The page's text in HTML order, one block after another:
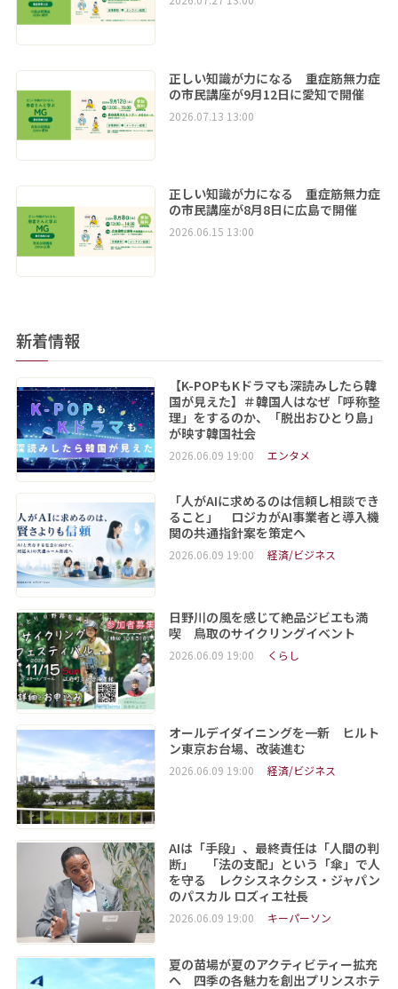
正しい知識が力になる 重症筋無力症
の市民講座が9月12日に愛知で開催
2026.07.13 13:00
正しい知識が力になる 重症筋無力症
の市民講座が8月8日に広島で開催
2026.06.15 13:00
新着情報
【K-POPもKドラマも深読みしたら韓
国が見えた】＃韓国人はなぜ「呼称整
理」をするのか、「脱出おひとり島」
が映す韓国社会
2026.06.09 19:00 エンタメ
「人がAIに求めるのは信頼し相談でき
ること」 ロジカがAI事業者と導入機
関の共通指針案を策定へ
2026.06.09 19:00 経済/ビジネス
日野川の風を感じて絶品ジビエも満
喫 鳥取のサイクリングイベント
2026.06.09 19:00 くらし
オールデイダイニングを一新 ヒルト
ン東京お台場、改装進む
2026.06.09 19:00 経済/ビジネス
AIは「手段」、最終責任は「人間の判
断」 「法の支配」という「傘」で人
を守る レクシスネクシス・ジャパン
のパスカル ロズィエ社長
2026.06.09 19:00 キーパーソン
夏の苗場が夏のアクティビティー拡充
へ 四季の各魅力を創出プリンスホテ